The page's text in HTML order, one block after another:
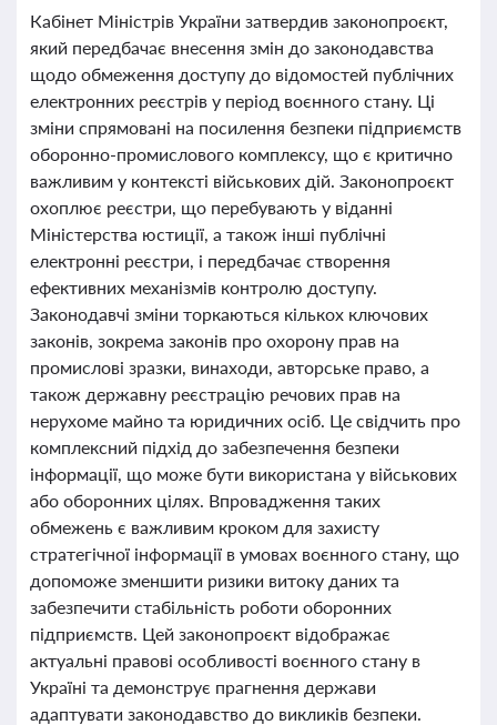
Кабінет Міністрів України затвердив законопроєкт,
який передбачає внесення змін до законодавства
щодо обмеження доступу до відомостей публічних
електронних реєстрів у період воєнного стану. Ці
зміни спрямовані на посилення безпеки підприємств
оборонно-промислового комплексу, що є критично
важливим у контексті військових дій. Законопроєкт
охоплює реєстри, що перебувають у віданні
Міністерства юстиції, а також інші публічні
електронні реєстри, і передбачає створення
ефективних механізмів контролю доступу.
Законодавчі зміни торкаються кількох ключових
законів, зокрема законів про охорону прав на
промислові зразки, винаходи, авторське право, а
також державну реєстрацію речових прав на
нерухоме майно та юридичних осіб. Це свідчить про
комплексний підхід до забезпечення безпеки
інформації, що може бути використана у військових
або оборонних цілях. Впровадження таких
обмежень є важливим кроком для захисту
стратегічної інформації в умовах воєнного стану, що
допоможе зменшити ризики витоку даних та
забезпечити стабільність роботи оборонних
підприємств. Цей законопроєкт відображає
актуальні правові особливості воєнного стану в
Україні та демонструє прагнення держави
адаптувати законодавство до викликів безпеки.